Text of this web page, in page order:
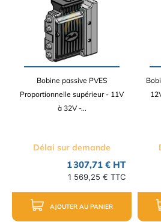
Bobine passive PVES
Proportionnelle supérieur - 11V
à 32V -...
Délai sur demande
1 307,71 € HT
1 569,25 € TTC
AJOUTER AU PANIER